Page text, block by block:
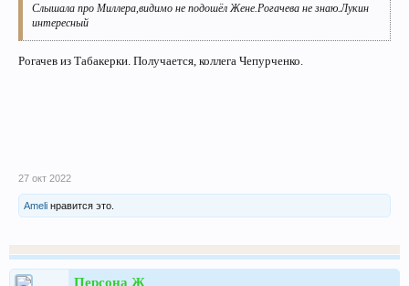
Слышала про Миллера,видимо не подошёл Жене.Рогачева не знаю.Лукин
интересный
Рогачев из Табакерки. Получается, коллега Чепурченко.
27 окт 2022
Ameli нравится это.
Персона Ж